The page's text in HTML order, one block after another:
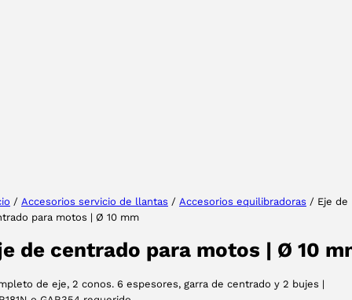
/ Accesorios servicio de llantas / Accesorios equilibradoras / Eje de
para motos | Ø 10 mm
de centrado para motos | Ø 10
de eje, 2 conos. 6 espesores, garra de centrado y 2 bujes |
ACEPTAR